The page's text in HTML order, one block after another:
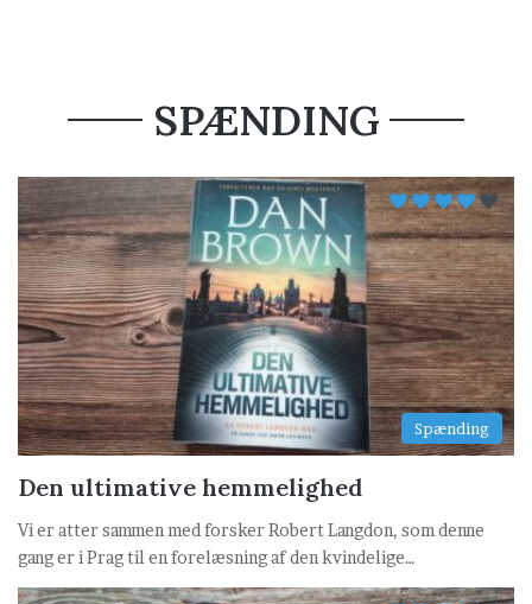
SPÆNDING
Spænding
Den ultimative hemmelighed
Vi er atter sammen med forsker Robert Langdon, som denne
gang er i Prag til en forelæsning af den kvindelige…